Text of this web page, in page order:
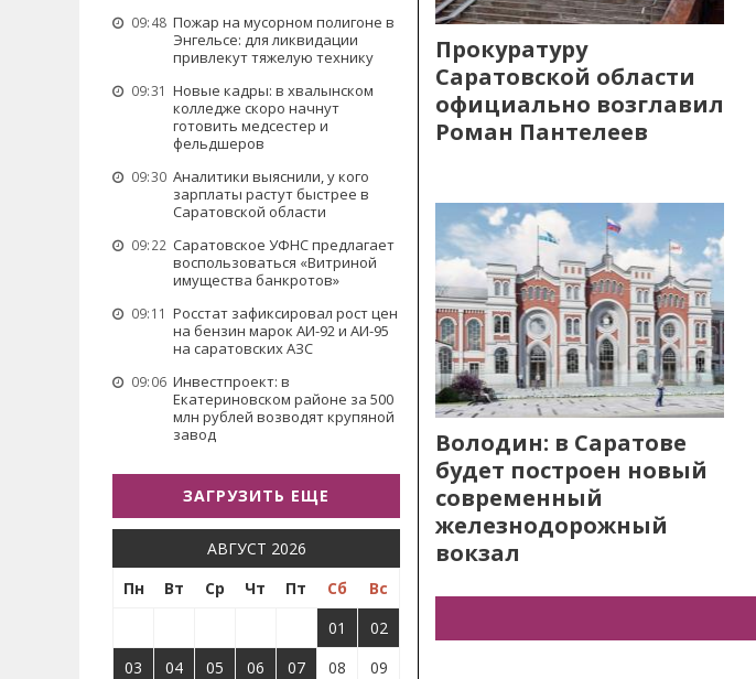
09:48 Пожар на мусорном полигоне в
Энгельсе: для ликвидации
привлекут тяжелую технику
09:31 Новые кадры: в хвалынском
колледже скоро начнут
готовить медсестер и
фельдшеров
09:30 Аналитики выяснили, у кого
зарплаты растут быстрее в
Саратовской области
09:22 Саратовское УФНС предлагает
воспользоваться «Витриной
имущества банкротов»
09:11 Росстат зафиксировал рост цен
на бензин марок АИ-92 и АИ-95
на саратовских АЗС
09:06 Инвестпроект: в
Екатериновском районе за 500
млн рублей возводят крупяной
завод
ЗАГРУЗИТЬ ЕЩЕ
АВГУСТ 2026
Пн
Вт Ср Чт Пт Сб
Вс
01
02
03
04 05 06 07 08
09
Прокуратуру
Саратовской области
официально возглавил
Роман Пантелеев
Володин: в Саратове
будет построен новый
современный
железнодорожный
вокзал